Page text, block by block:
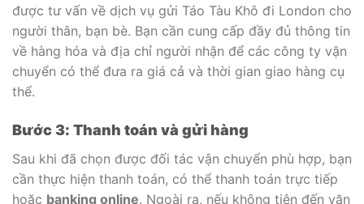
được tư vấn về dịch vụ gửi Táo Tàu Khô đi London cho
người thân, bạn bè. Bạn cần cung cấp đầy đủ thông tin
về hàng hóa và địa chỉ người nhận để các công ty vận
chuyển có thể đưa ra giá cả và thời gian giao hàng cụ
thể.
Bước 3: Thanh toán và gửi hàng
Sau khi đã chọn được đối tác vận chuyển phù hợp, bạn
cần thực hiện thanh toán, có thể thanh toán trực tiếp
hoặc banking online. Ngoài ra, nếu không tiện đến văn